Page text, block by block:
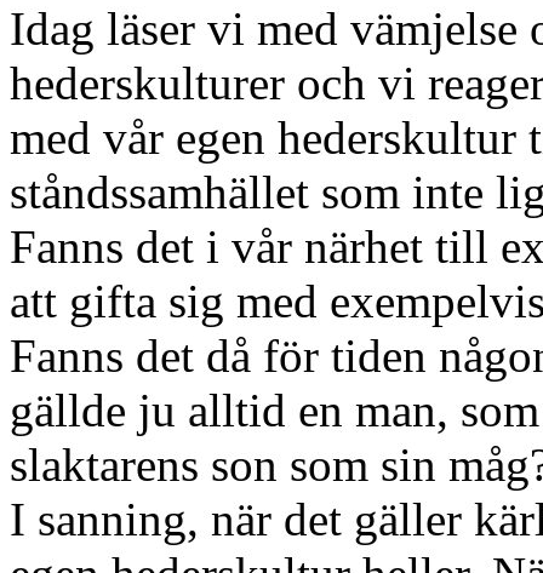
Idag läser vi med vämjelse
hederskulturer och vi
med vår egen
ståndssamhället som inte
Fanns det i vår närhet till
att gifta sig med
Fanns det då för tiden
gällde ju alltid en man,
slaktarens son som sin
I sanning, när det gäller